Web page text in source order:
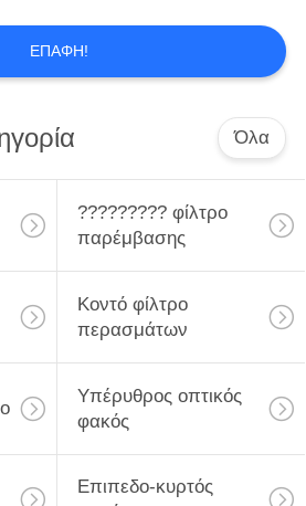
ΕΠΑΦΉ!
Όλα
????????? φίλτρο
παρέμβασης
Κοντό φίλτρο
περασμάτων
Υπέρυθρος οπτικός
φακός
Επιπεδο-κυρτός